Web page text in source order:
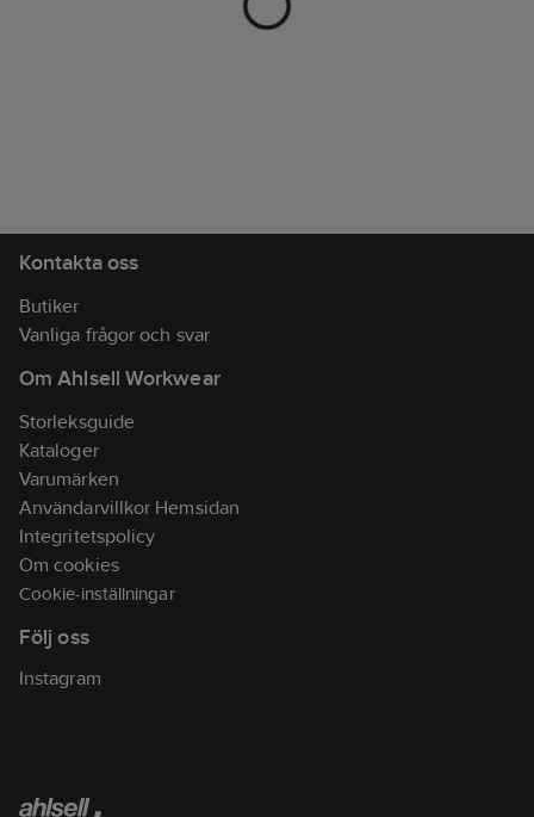
Kontakta oss
Butiker
Vanliga frågor och svar
Om Ahlsell Workwear
Storleksguide
Kataloger
Varumärken
Användarvillkor Hemsidan
Integritetspolicy
Om cookies
Cookie-inställningar
Följ oss
Instagram